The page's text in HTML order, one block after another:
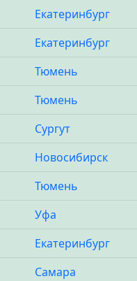
Екатеринбург
Екатеринбург
Тюмень
Тюмень
Сургут
Новосибирск
Тюмень
Уфа
Екатеринбург
Самара